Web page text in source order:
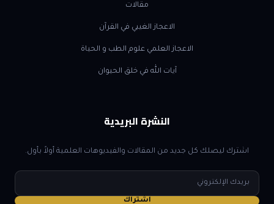
مقالات
الاعجاز الغيبي في القرآن
الاعجاز العلمي علوم الطب و الحياة
آيات الله في خلق الحيوان
النشرة البريدية
اشترك ليصلك كل جديد من المقالات والفيديوهات العلمية أولاً بأول.
البريد
الإلكتروني
اشتراك